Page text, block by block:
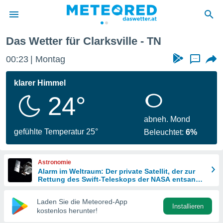
wurde
dass
sind.
diese
Das Wetter für Clarksville - TN
00:23 Montag ...
klarer Himmel
24°
gefühlte Temperatur 25°
abneh. Mond
Beleuchtet:6%
Astronomie
Alarm im Weltraum: Der private Satellit, der zur
Rettung des Swift-Teleskops der NASA entsandt
Laden Sie die Meteored-App
kostenlos herunter!
Installieren